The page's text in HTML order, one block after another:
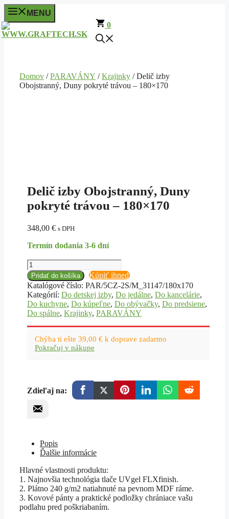
Preskočiť
na
obsah
MENU
0
Domov /PARAVÁNY /Krajinky / Delič izby
Obojstranný, Duny pokryté trávou – 180×170
Delič izby Obojstranný, Duny
pokryté trávou – 180×170
348,00 € s DPH
Termín dodania 3-6 dní
množstvo
Delič
izby
Obojstranný,
Duny
pokryté
trávou
-
180x170
Pridať do košíka
Kúpiť ihneď
Katalógové číslo: PAR/5CZ-2S/M_31147/180x170
Kategórií: Do detskej izby, Do jedálne, Do kancelárie,
Do kuchyne, Do kúpeľne, Do obývačky, Do predsiene,
Do spálne, Krajinky, PARAVÁNY
Chýba ti ešte 39,00 € k doprave zadarmo
Pokračuj v nákupe
Zdieľaj na:
Popis
Ďalšie informácie
Hlavné vlastnosti produktu:
1. Najnovšia technológia tlače UVgel FLXfinish.
2. Plátno 240 g/m2 natiahnuté na pevnom MDF ráme.
3. Kovové pánty a praktické podložky chrániace vašu
podlahu pred poškriabaním.